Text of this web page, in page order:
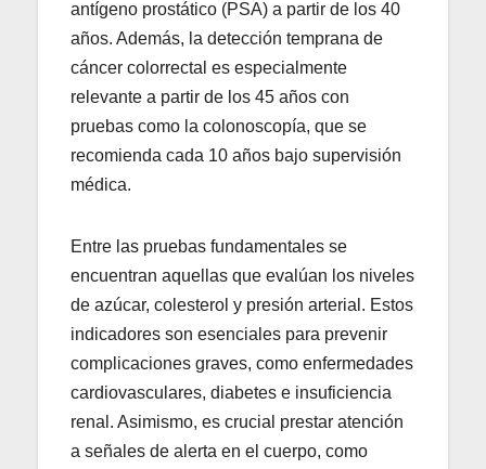
antígeno prostático (PSA) a partir de los 40
años. Además, la detección temprana de
cáncer colorrectal es especialmente
relevante a partir de los 45 años con
pruebas como la colonoscopía, que se
recomienda cada 10 años bajo supervisión
médica.
Entre las pruebas fundamentales se
encuentran aquellas que evalúan los niveles
de azúcar, colesterol y presión arterial. Estos
indicadores son esenciales para prevenir
complicaciones graves, como enfermedades
cardiovasculares, diabetes e insuficiencia
renal. Asimismo, es crucial prestar atención
a señales de alerta en el cuerpo, como